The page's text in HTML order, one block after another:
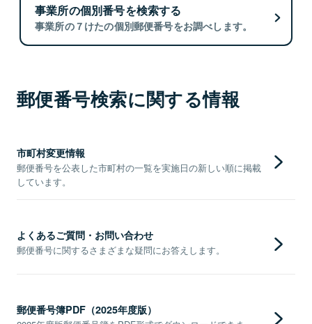
事業所の個別番号を検索する
事業所の７けたの個別郵便番号をお調べします。
郵便番号検索に関する情報
市町村変更情報
郵便番号を公表した市町村の一覧を実施日の新しい順に掲載
しています。
よくあるご質問・お問い合わせ
郵便番号に関するさまざまな疑問にお答えします。
郵便番号簿PDF（2025年度版）